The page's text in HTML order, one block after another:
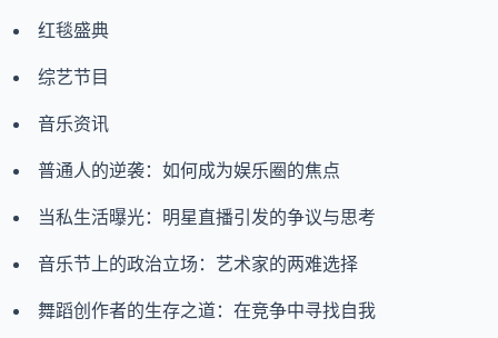
红毯盛典
综艺节目
音乐资讯
普通人的逆袭：如何成为娱乐圈的焦点
当私生活曝光：明星直播引发的争议与思考
音乐节上的政治立场：艺术家的两难选择
舞蹈创作者的生存之道：在竞争中寻找自我